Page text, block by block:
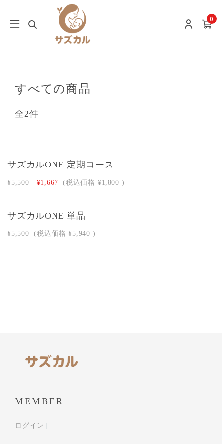
0
すべての商品
全2件
サズカルONE 定期コース
¥5,500 ¥1,667 (税込価格 ¥1,800 )
サズカルONE 単品
¥5,500 (税込価格 ¥5,940 )
MEMBER
ログイン